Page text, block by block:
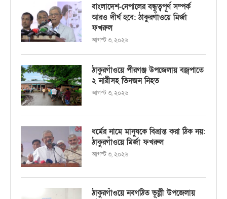
বাংলাদেশ-নেপালের বন্ধুত্বপূর্ণ সম্পর্ক
আরও দীর্ঘ হবে: ঠাকুরগাঁওয়ে মির্জা
ফখরুল
আগস্ট ৩, ২০২৬
ঠাকুরগাঁওয়ে পীরগঞ্জ উপজেলায় বজ্রপাতে
২ নারীসহ তিনজন নিহত
আগস্ট ৩, ২০২৬
ধর্মের নামে মানুষকে বিভ্রান্ত করা ঠিক নয়:
ঠাকুরগাঁওয়ে মির্জা ফখরুল
আগস্ট ৩, ২০২৬
ঠাকুরগাঁওয়ে নবগঠিত ভূল্লী উপজেলায়